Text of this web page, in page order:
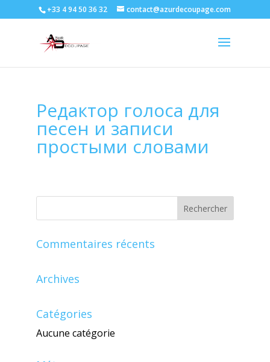
+33 4 94 50 36 32 contact@azurdecoupage.com
Редактор голоса для
песен и записи
простыми словами
Commentaires récents
Archives
Catégories
Aucune catégorie